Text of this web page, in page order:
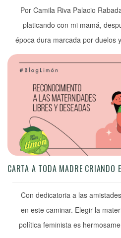
Por Camila Riva Palacio
platicando con mi mamá,
época dura marcada por duelos
sobre la maternidad y los retos
a mi hermana y a mí.
hubieran gustado, pero me
CARTA A TODA MADRE CRIANDO
Con dedicatoria a las
en este caminar. Elegir la
política feminista es